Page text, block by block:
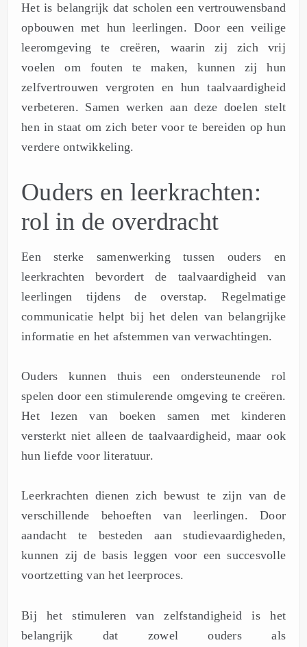
Het is belangrijk dat scholen een vertrouwensband
opbouwen met hun leerlingen. Door een veilige
leeromgeving te creëren, waarin zij zich vrij
voelen om fouten te maken, kunnen zij hun
zelfvertrouwen vergroten en hun taalvaardigheid
verbeteren. Samen werken aan deze doelen stelt
hen in staat om zich beter voor te bereiden op hun
verdere ontwikkeling.
Ouders en leerkrachten:
rol in de overdracht
Een sterke samenwerking tussen ouders en
leerkrachten bevordert de taalvaardigheid van
leerlingen tijdens de overstap. Regelmatige
communicatie helpt bij het delen van belangrijke
informatie en het afstemmen van verwachtingen.
Ouders kunnen thuis een ondersteunende rol
spelen door een stimulerende omgeving te creëren.
Het lezen van boeken samen met kinderen
versterkt niet alleen de taalvaardigheid, maar ook
hun liefde voor literatuur.
Leerkrachten dienen zich bewust te zijn van de
verschillende behoeften van leerlingen. Door
aandacht te besteden aan studievaardigheden,
kunnen zij de basis leggen voor een succesvolle
voortzetting van het leerproces.
Bij het stimuleren van zelfstandigheid is het
belangrijk dat zowel ouders als